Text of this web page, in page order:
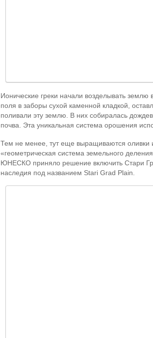
Ионические греки начали возделывать
поля в заборы сухой каменной кладкой,
поливали эту землю. В них собиралась
почва. Эта уникальная система орошения
Тем не менее, тут еще выращиваются оливки
«геометрическая система земельного
ЮНЕСКО приняло решение включить Стари
наследия под названием Stari Grad Plain.